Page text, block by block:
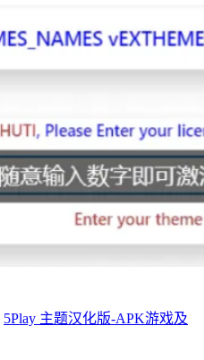
5Play 主题汉化版-APK游戏及